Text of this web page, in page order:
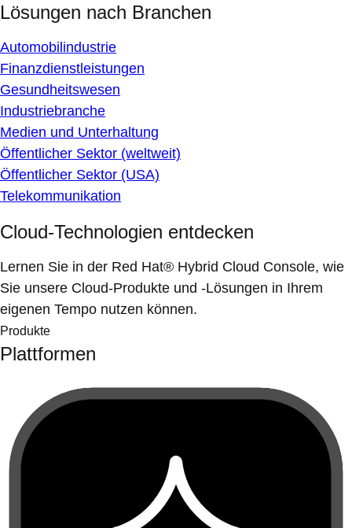
Lösungen nach Branchen
Automobilindustrie
Finanzdienstleistungen
Gesundheitswesen
Industriebranche
Medien und Unterhaltung
Öffentlicher Sektor (weltweit)
Öffentlicher Sektor (USA)
Telekommunikation
Cloud-Technologien entdecken
Lernen Sie in der Red Hat® Hybrid Cloud Console, wie
Sie unsere Cloud-Produkte und -Lösungen in Ihrem
eigenen Tempo nutzen können.
Produkte
Plattformen